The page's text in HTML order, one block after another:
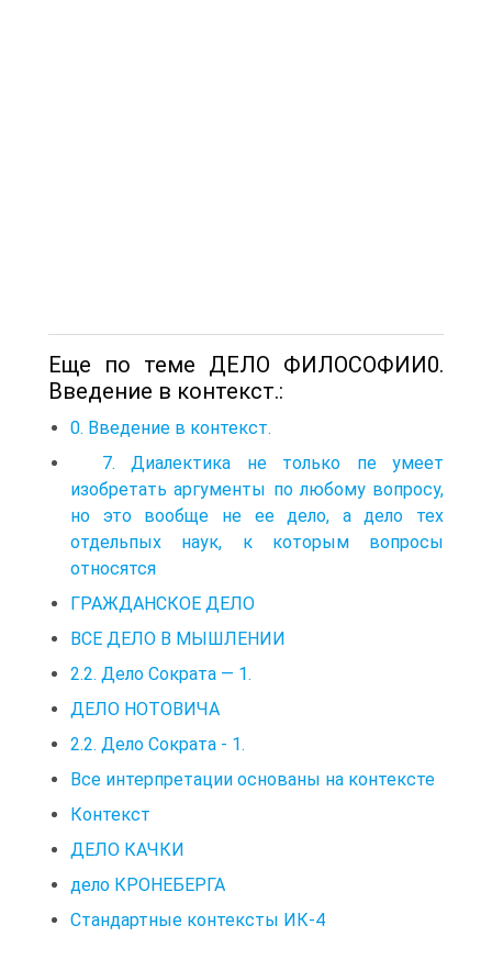
Еще по теме ДЕЛО ФИЛОСОФИИ0.
Введение в контекст.:
0. Введение в контекст.
7. Диалектика не только пе умеет
изобретать аргументы по любому вопросу,
но это вообще не ее дело, а дело тех
отдельпых наук, к которым вопросы
относятся
ГРАЖДАНСКОЕ ДЕЛО
ВСЕ ДЕЛО В МЫШЛЕНИИ
2.2. Дело Сократа — 1.
ДЕЛО НОТОВИЧА
2.2. Дело Сократа - 1.
Все интерпретации основаны на контексте
Контекст
ДЕЛО КАЧКИ
дело КРОНЕБЕРГА
Стандартные контексты ИК-4